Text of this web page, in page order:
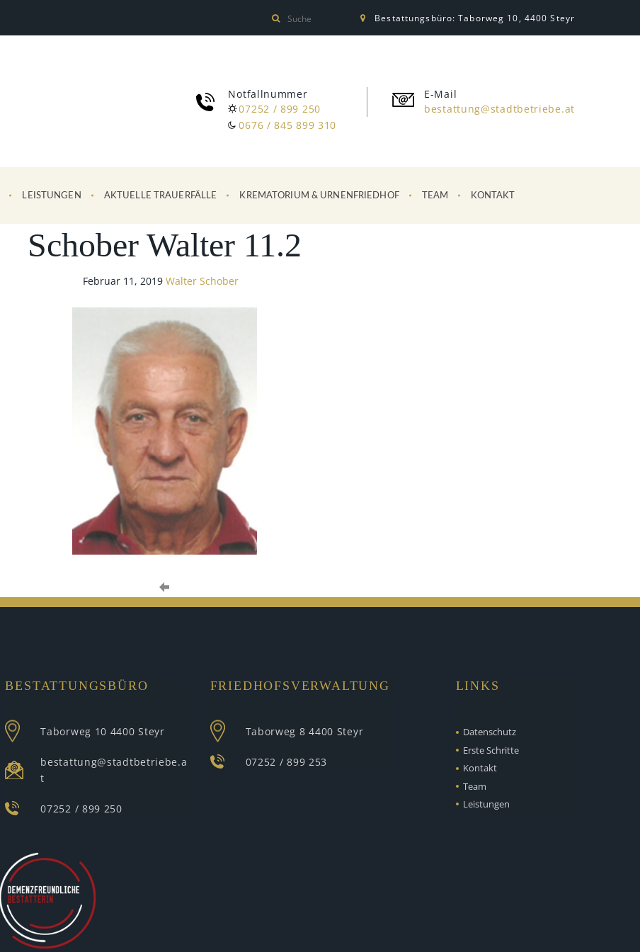
Bestattungsbüro: Taborweg 10, 4400 Steyr
Notfallnummer
07252 / 899 250
0676 / 845 899 310
E-Mail
bestattung@stadtbetriebe.at
LEISTUNGEN AKTUELLE TRAUERFÄLLE KREMATORIUM & URNENFRIEDHOF TEAM KONTAKT
Schober Walter 11.2
Februar 11, 2019 Walter Schober
BESTATTUNGSBÜRO
Taborweg 10 4400 Steyr
bestattung@stadtbetriebe.a
t
07252 / 899 250
FRIEDHOFSVERWALTUNG
Taborweg 8 4400 Steyr
07252 / 899 253
LINKS
Datenschutz
Erste Schritte
Kontakt
Team
Leistungen